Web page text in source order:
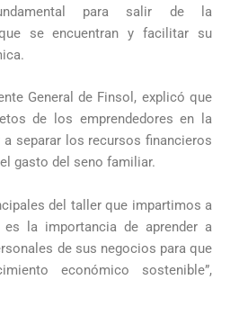
para salir de la
se encuentran y facilitar su
General de Finsol, explicó que
de los emprendedores en la
a separar los recursos financieros
gasto del seno familiar.
del taller que impartimos a
es la importancia de aprender a
de sus negocios para que
económico sostenible”,